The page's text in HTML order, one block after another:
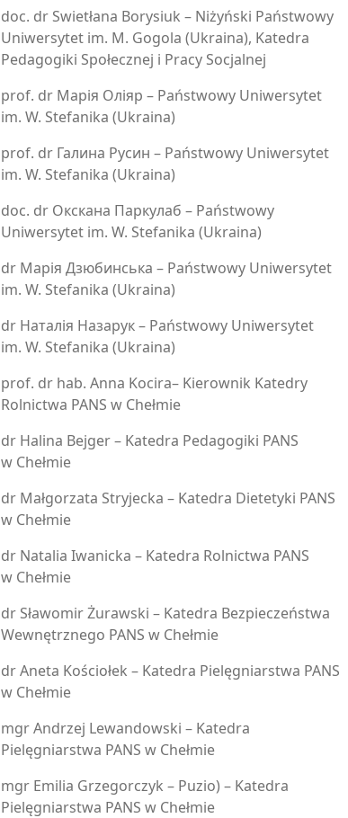
doc. dr Swietłana Borysiuk – Niżyński Państwowy
Uniwersytet im. M. Gogola (Ukraina), Katedra
Pedagogiki Społecznej i Pracy Socjalnej
prof. dr Марія Оліяр – Państwowy Uniwersytet
im. W. Stefanika (Ukraina)
prof. dr Галина Русин – Państwowy Uniwersytet
im. W. Stefanika (Ukraina)
doc. dr Окскана Паркулаб – Państwowy
Uniwersytet im. W. Stefanika (Ukraina)
dr Марія Дзюбинська – Państwowy Uniwersytet
im. W. Stefanika (Ukraina)
dr Наталія Назарук – Państwowy Uniwersytet
im. W. Stefanika (Ukraina)
prof. dr hab. Anna Kocira– Kierownik Katedry
Rolnictwa PANS w Chełmie
dr Halina Bejger – Katedra Pedagogiki PANS
w Chełmie
dr Małgorzata Stryjecka – Katedra Dietetyki PANS
w Chełmie
dr Natalia Iwanicka – Katedra Rolnictwa PANS
w Chełmie
dr Sławomir Żurawski – Katedra Bezpieczeństwa
Wewnętrznego PANS w Chełmie
dr Aneta Kościołek – Katedra Pielęgniarstwa PANS
w Chełmie
mgr Andrzej Lewandowski – Katedra
Pielęgniarstwa PANS w Chełmie
mgr Emilia Grzegorczyk – Puzio) – Katedra
Pielęgniarstwa PANS w Chełmie